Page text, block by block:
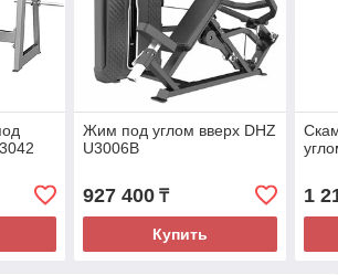
Жим под углом вверх DHZ
U3006B
927 400₸
Купить
1